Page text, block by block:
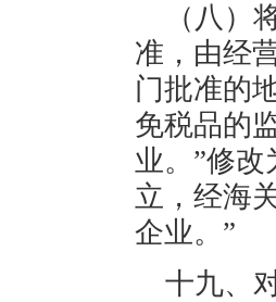
（八）
准，由经
门批准的
免税品的
业。”修
立，经海
企业。”
十九、